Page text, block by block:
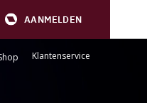
AANMELDEN
Klantenservice